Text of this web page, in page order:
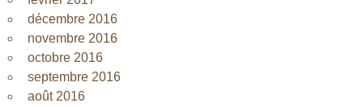
décembre 2016
novembre 2016
octobre 2016
septembre 2016
août 2016